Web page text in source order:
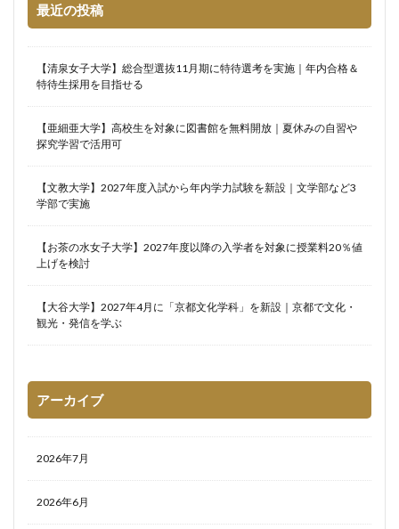
最近の投稿
【清泉女子大学】総合型選抜11月期に特待選考を実施｜年内合格＆
特待生採用を目指せる
【亜細亜大学】高校生を対象に図書館を無料開放｜夏休みの自習や
探究学習で活用可
【文教大学】2027年度入試から年内学力試験を新設｜文学部など3
学部で実施
【お茶の水女子大学】2027年度以降の入学者を対象に授業料20％値
上げを検討
【大谷大学】2027年4月に「京都文化学科」を新設｜京都で文化・
観光・発信を学ぶ
アーカイブ
2026年7月
2026年6月